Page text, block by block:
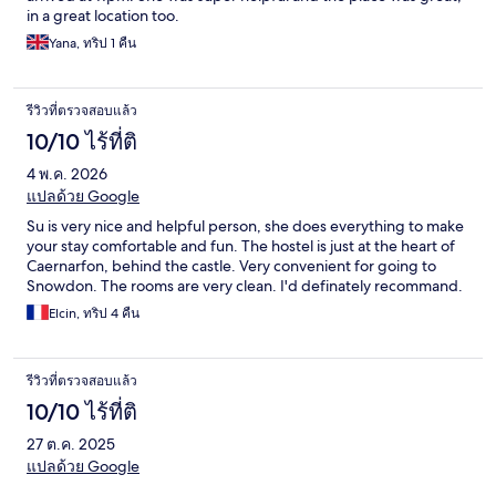
in a great location too.
Yana, ทริป 1 คืน
รีวิวที่ตรวจสอบแล้ว
10/10 ไร้ที่ติ
4 พ.ค. 2026
แปลด้วย Google
Su is very nice and helpful person, she does everything to make
your stay comfortable and fun. The hostel is just at the heart of
Caernarfon, behind the castle. Very convenient for going to
Snowdon. The rooms are very clean. I'd definately recommand.
Elcin, ทริป 4 คืน
รีวิวที่ตรวจสอบแล้ว
10/10 ไร้ที่ติ
27 ต.ค. 2025
แปลด้วย Google